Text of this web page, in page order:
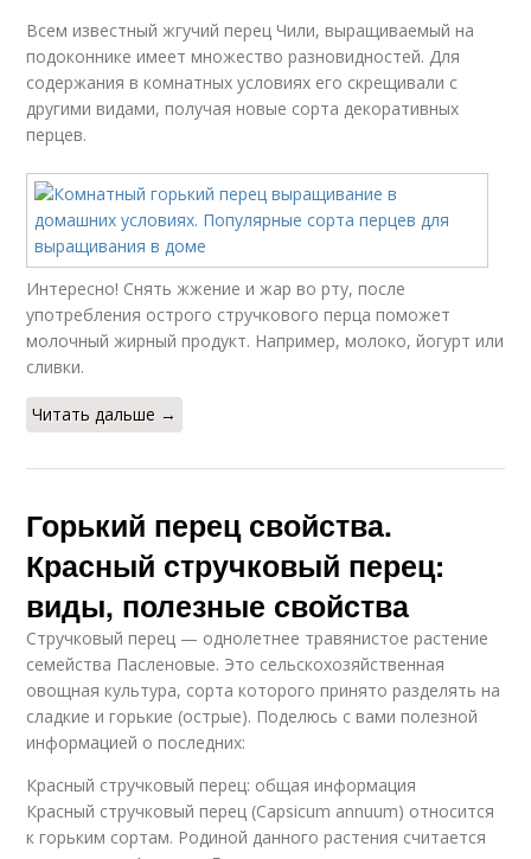
Всем известный жгучий перец Чили, выращиваемый на
подоконнике имеет множество разновидностей. Для
содержания в комнатных условиях его скрещивали с
другими видами, получая новые сорта декоративных
перцев.
Интересно! Снять жжение и жар во рту, после
употребления острого стручкового перца поможет
молочный жирный продукт. Например, молоко, йогурт или
сливки.
Читать дальше →
Горький перец свойства.
Красный стручковый перец:
виды, полезные свойства
Стручковый перец — однолетнее травянистое растение
семейства Пасленовые. Это сельскохозяйственная
овощная культура, сорта которого принято разделять на
сладкие и горькие (острые). Поделюсь с вами полезной
информацией о последних:
Красный стручковый перец: общая информация
Красный стручковый перец (Capsicum annuum) относится
к горьким сортам. Родиной данного растения считается